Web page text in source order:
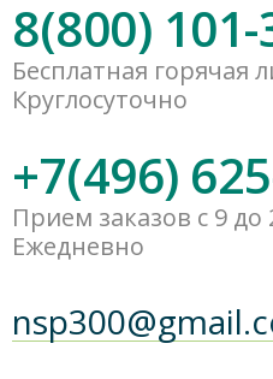
8(800)
Бесплатная горячая
Круглосуточно
+7(496)
Прием заказов с 9 до
Ежедневно